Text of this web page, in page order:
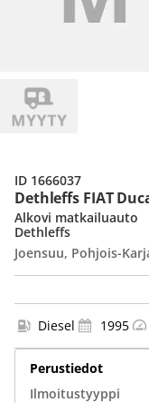
Dethleffs FIAT
Alkovi matkailuauto
Dethleffs
Joensuu, Pohjois-
ID 1666037
Diesel 1995
Perustiedot
Ilmoitustyyppi